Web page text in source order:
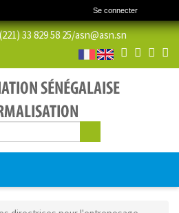
Se connecter
33 829 58 25/asn@asn.sn
de recherche